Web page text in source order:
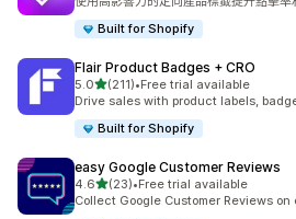
Built for Shopify
Flair Product Badges + CRO
5.0滿分 5 顆星
(211)
共有 211 則評價
•Free trial available
Drive sales with product labels,
Built for Shopify
easy Google Customer Reviews
4.6滿分 5 顆星
(23)
共有 23 則評價
•Free trial available
Collect Google Customer Reviews